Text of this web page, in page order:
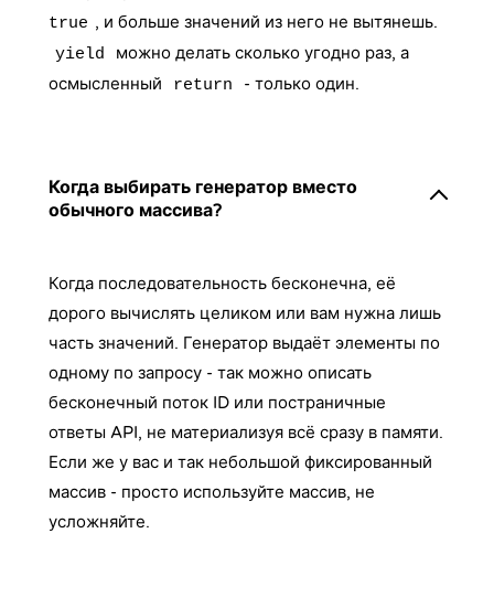
true , и больше значений из него не вытянешь.
yield
можно делать сколько угодно раз, а
осмысленный
return - только один.
Когда выбирать генератор вместо
обычного массива?
Когда последовательность бесконечна, её
дорого вычислять целиком или вам нужна лишь
часть значений. Генератор выдаёт элементы по
одному по запросу - так можно описать
бесконечный поток ID или постраничные
ответы API, не материализуя всё сразу в памяти.
Если же у вас и так небольшой фиксированный
массив - просто используйте массив, не
усложняйте.